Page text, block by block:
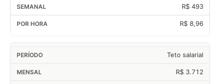
R$ 493
R$ 8,96
Teto salarial
R$ 3.712